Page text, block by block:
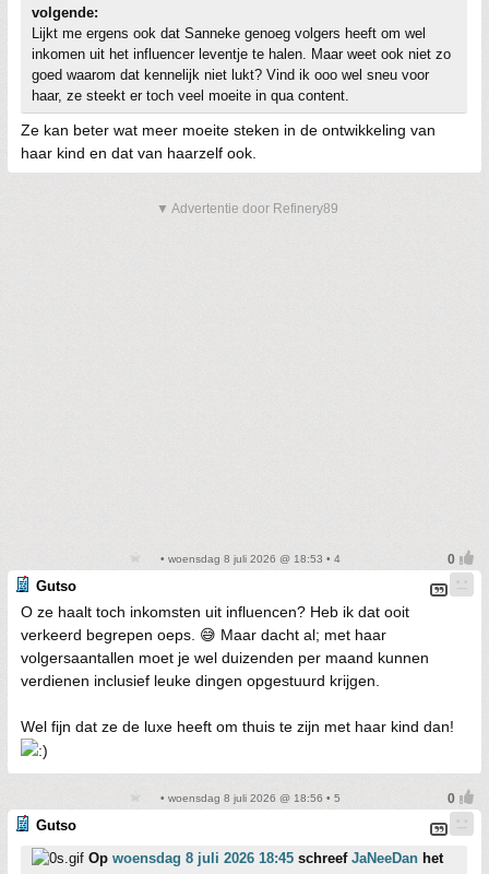
volgende:
Lijkt me ergens ook dat Sanneke genoeg volgers heeft om wel
inkomen uit het influencer leventje te halen. Maar weet ook niet zo
goed waarom dat kennelijk niet lukt? Vind ik ooo wel sneu voor
haar, ze steekt er toch veel moeite in qua content.
Ze kan beter wat meer moeite steken in de ontwikkeling van
haar kind en dat van haarzelf ook.
▼ Advertentie door Refinery89
• woensdag 8 juli 2026 @ 18:53 • 4
Gutso
O ze haalt toch inkomsten uit influencen? Heb ik dat ooit
verkeerd begrepen oeps. 😅 Maar dacht al; met haar
volgersaantallen moet je wel duizenden per maand kunnen
verdienen inclusief leuke dingen opgestuurd krijgen.
Wel fijn dat ze de luxe heeft om thuis te zijn met haar kind dan!
• woensdag 8 juli 2026 @ 18:56 • 5
Gutso
Op woensdag 8 juli 2026 18:45 schreef JaNeeDan het